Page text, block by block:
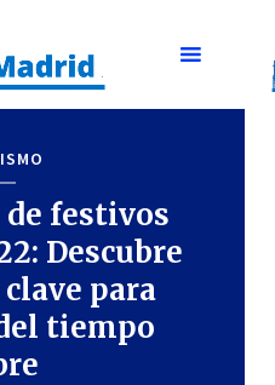
festivos
Descubre
para
tiempo